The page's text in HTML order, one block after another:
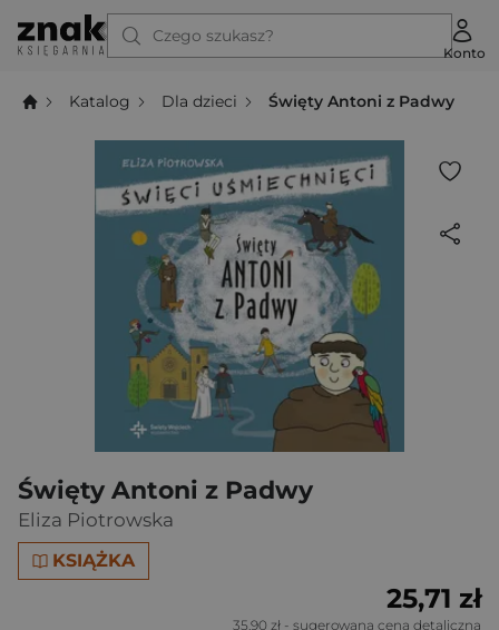
Czego szukasz?
Konto
Katalog Dla dzieci Święty Antoni z Padwy
Święty Antoni z Padwy
Eliza Piotrowska
KSIĄŻKA
25,71 zł
35,90 zł - sugerowana cena detaliczna